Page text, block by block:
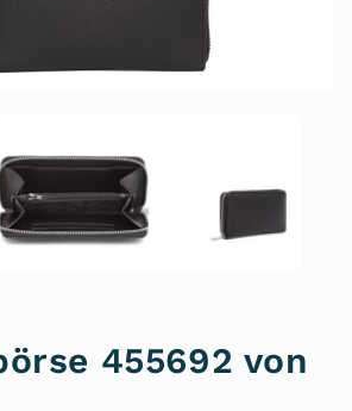
455692 von